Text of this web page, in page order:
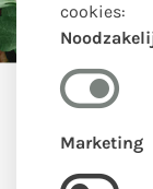
In een boeket
cookies:
Marketing